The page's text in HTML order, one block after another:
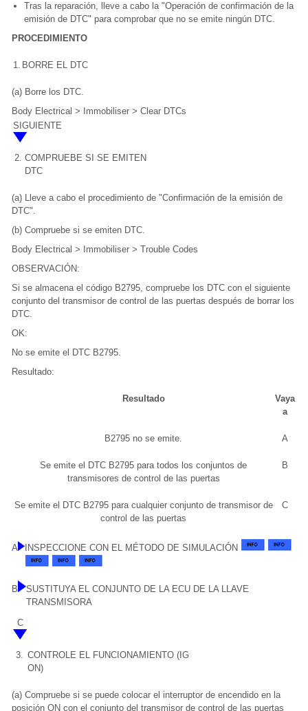
Tras la reparación, lleve a cabo la "Operación de confirmación de la
emisión de DTC" para comprobar que no se emite ningún DTC.
PROCEDIMIENTO
1. BORRE EL DTC
(a) Borre los DTC.
Body Electrical > Immobiliser > Clear DTCs
SIGUIENTE
2. COMPRUEBE SI SE EMITEN
DTC
(a) Lleve a cabo el procedimiento de "Confirmación de la emisión de
DTC".
(b) Compruebe si se emiten DTC.
Body Electrical > Immobiliser > Trouble Codes
OBSERVACIÓN:
Si se almacena el código B2795, compruebe los DTC con el siguiente
conjunto del transmisor de control de las puertas después de borrar los
DTC.
OK:
No se emite el DTC B2795.
Resultado:
Resultado
Vaya
a
B2795 no se emite. A
Se emite el DTC B2795 para todos los conjuntos de
transmisores de control de las puertas
B
Se emite el DTC B2795 para cualquier conjunto de transmisor de
control de las puertas
C
A INSPECCIONE CON EL MÉTODO DE SIMULACIÓN
B
SUSTITUYA EL CONJUNTO DE LA ECU DE LA LLAVE
TRANSMISORA
C
3. CONTROLE EL FUNCIONAMIENTO (IG
ON)
(a) Compruebe si se puede colocar el interruptor de encendido en la
posición ON con el conjunto del transmisor de control de las puertas